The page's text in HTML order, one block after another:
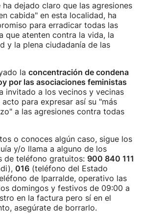
dejado claro que las agresiones
cabida" en esta localidad, ha
para erradicar todas las
que atenten contra la vida, la
y la plena ciudadanía de las
la concentración de condena
por las asociaciones feministas
invitado a los vecinos y vecinas
para expresar así su "más
a las agresiones contra todas
o conoces algún caso, sigue los
y/o llama a alguno de los
de teléfono gratuitos: 900 840 111
016 (teléfono del Estado
de Iparralde, operativo las
domingos y festivos de 09:00 a
en la factura pero sí en el
asegúrate de borrarlo.